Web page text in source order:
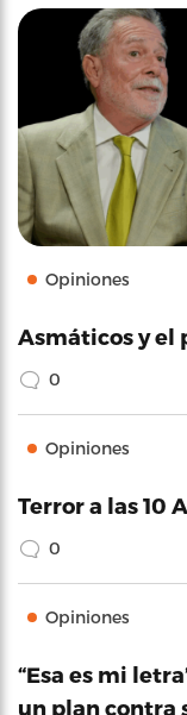
Opiniones
Asmáticos y el
0
Opiniones
Terror a las 10
0
Opiniones
“Esa es mi
un plan contra